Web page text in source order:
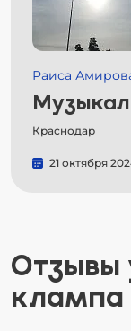
Раиса
Краснодар
21 октября
Отзывы
клампа